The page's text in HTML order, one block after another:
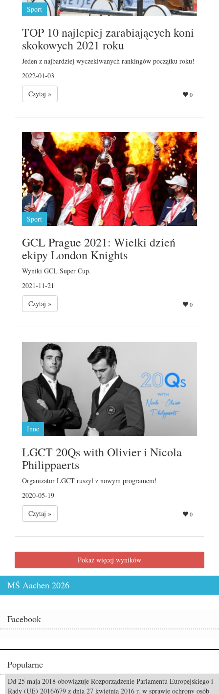
Sport
TOP 10 najlepiej zarabiających koni
skokowych 2021 roku
Jeden z najbardziej wyczekiwanych rankingów początku roku!
2022-01-03
Czytaj »
0
Sport
GCL Prague 2021: Wielki dzień
ekipy London Knights
Wyniki GCL Super Cup.
2021-11-21
Czytaj »
0
Inne
LGCT 20Qs with Olivier i Nicola
Philippaerts
Organizator LGCT ruszył z nowym programem!
2020-05-19
Czytaj »
0
Pokaż więcej wyników
MŚ Aachen 2026
Facebook
Popularne
Odszedł Monty Roberts – człowiek, który nauczył świat słuchać koni
Dd 25 maja 2018 obowiązuje Rozporządzenie Parlamentu Europejskiego i
Rady (UE) 2016/679 z dnia 27 kwietnia 2016 r. w sprawie ochrony osób